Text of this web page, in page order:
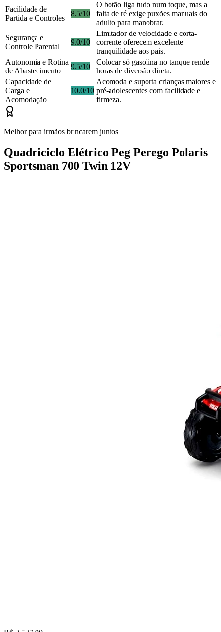
Facilidade de
Partida e Controles
8.5/10
O botão liga tudo num toque, mas a
falta de ré exige puxões manuais do
adulto para manobrar.
Segurança e
Controle Parental
9.0/10
Limitador de velocidade e corta-
corrente oferecem excelente
tranquilidade aos pais.
Autonomia e Rotina
de Abastecimento
9.5/10
Colocar só gasolina no tanque rende
horas de diversão direta.
Capacidade de
Carga e
Acomodação
10.0/10
Acomoda e suporta crianças maiores e
pré-adolescentes com facilidade e
firmeza.
Melhor para irmãos brincarem juntos
Quadriciclo Elétrico Peg Perego Polaris
Sportsman 700 Twin 12V